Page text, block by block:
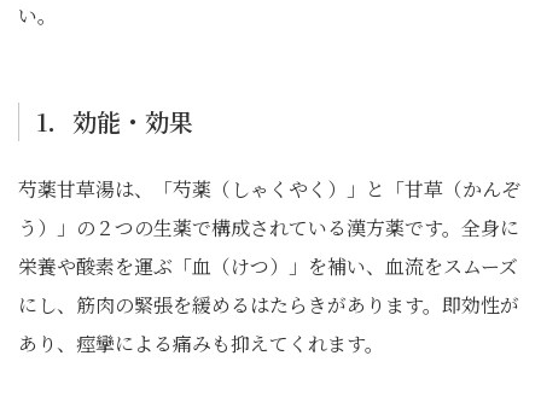
い。
1．効能・効果
芍薬甘草湯は、「芍薬（しゃくやく）」と「甘草（かんぞ
う）」の２つの生薬で構成されている漢方薬です。全身に
栄養や酸素を運ぶ「血（けつ）」を補い、血流をスムーズ
にし、筋肉の緊張を緩めるはたらきがあります。即効性が
あり、痙攣による痛みも抑えてくれます。